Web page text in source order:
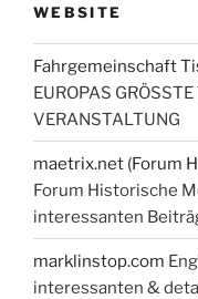
WEBSITE
Fahrgemeinschaft
EUROPAS
VERANSTALTUNG
maetrix.net (Forum
Forum Historische
interessanten
marklinstop.com
interessanten &